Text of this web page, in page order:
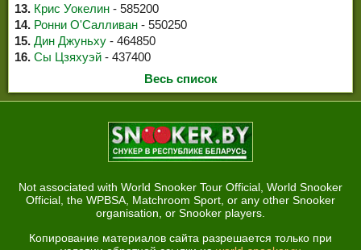
13. Крис Уокелин - 585200
14. Ронни О'Салливан - 550250
15. Дин Джуньху - 464850
16. Сы Цзяхуэй - 437400
Весь список
Not associated with World Snooker Tour Official, World Snooker
Official, the WPBSA, Matchroom Sport, or any other Snooker
organisation, or Snooker players.
Копирование материалов сайта разрешается только при